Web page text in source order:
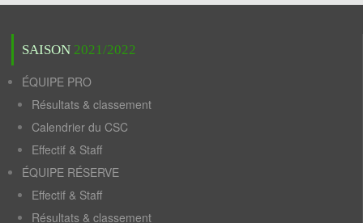
SAISON 2021/2022
ÉQUIPE PRO
Résultats & classement
Calendrier du CSC
Effectif & Staff
ÉQUIPE RÉSERVE
Effectif & Staff
Résultats & classement